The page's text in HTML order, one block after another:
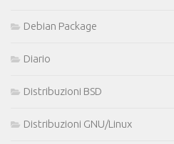
Debian Package
Diario
Distribuzioni BSD
Distribuzioni GNU/Linux